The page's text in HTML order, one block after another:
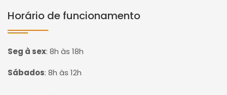
Horário de funcionamento
Seg à sex: 8h às 18h
Sábados: 8h às 12h